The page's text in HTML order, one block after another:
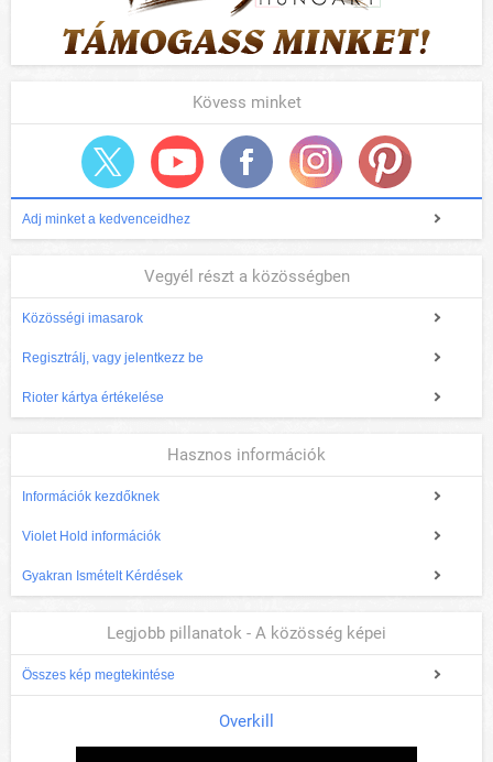
Kövess minket
Adj minket a kedvenceidhez
Vegyél részt a közösségben
Közösségi imasarok
Regisztrálj, vagy jelentkezz be
Rioter kártya értékelése
Hasznos információk
Információk kezdőknek
Violet Hold információk
Gyakran Ismételt Kérdések
Legjobb pillanatok - A közösség képei
Összes kép megtekintése
Overkill